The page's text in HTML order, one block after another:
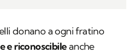
donano a ogni fratino
e riconoscibileanche